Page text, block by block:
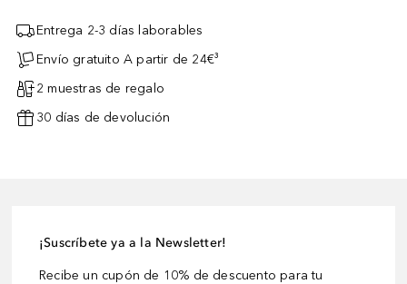
Entrega 2-3 días laborables
Envío gratuito A partir de 24€³
2 muestras de regalo
30 días de devolución
¡Suscríbete ya a la Newsletter!
Recibe un cupón de 10% de descuento para tu